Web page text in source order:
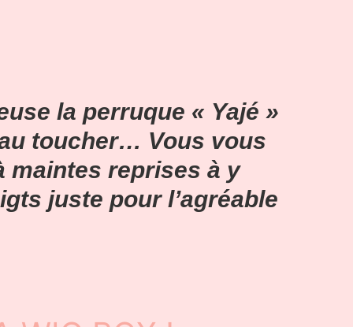
la perruque « Yajé »
toucher… Vous vous
maintes reprises à y
juste pour l’agréable